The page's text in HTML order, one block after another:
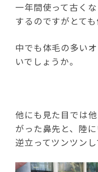
一年間使って古く
するのですがとても
中でも体毛の多い
いでしょうか。
他にも見た目では
がった鼻先と、陸
逆立ってツンツンし